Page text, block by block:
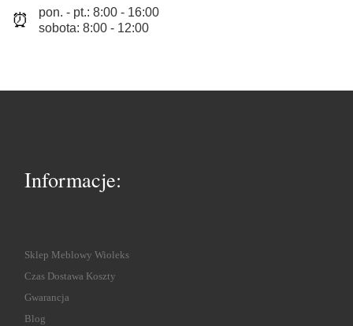
⏰
pon. - pt.: 8:00 - 16:00
sobota: 8:00 - 12:00
Informacje:
Sklep Meblowy Wioleks
Czas Dostawa Koszty
Gwarancja
Blog